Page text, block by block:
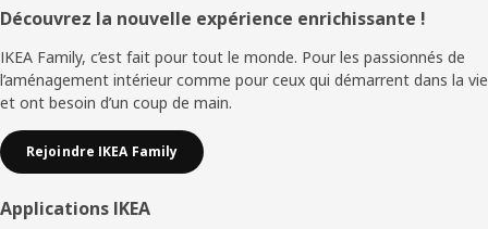
Pied
de
page
Découvrez la nouvelle expérience enrichissante !
IKEA Family, c’est fait pour tout le monde. Pour les passionnés de
l’aménagement intérieur comme pour ceux qui démarrent dans la vie
et ont besoin d’un coup de main.
Rejoindre IKEA Family
Applications IKEA